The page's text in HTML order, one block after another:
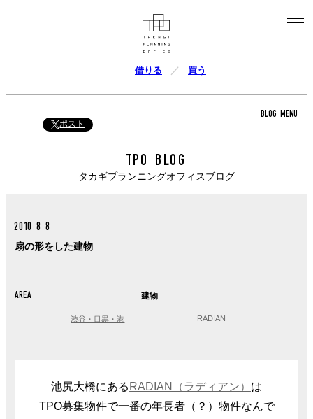
借りる 買う
ポスト
BLOG MENU
TPO BLOG
タカギプランニングオフィスブログ
2010.8.8
扇の形をした建物
AREA
渋谷・目黒・港
建物
RADIAN
池尻大橋にある RADIAN（ラディアン） は
TPO募集物件で一番の年長者（？）物件なんで